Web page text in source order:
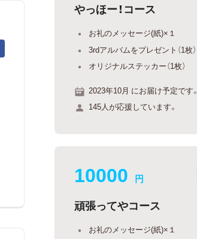
やっほー！コース
お礼のメッセージ(紙)×１
3rdアルバムをプレゼント（1枚）
オリジナルステッカー（1枚）
2023年10月 にお届け予定です。
145人が応援しています。
10000 円
頑張ってやコース
お礼のメッセージ(紙)×１